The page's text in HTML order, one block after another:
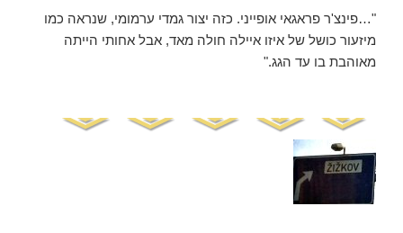
"…פינצ'ר פראגאי אופייני. כזה יצור גמדי ערמומי, שנראה כמו
מיזעור כושל של איזו איילה חולה מאד, אבל אחותי הייתה
מאוהבת בו עד הגג."